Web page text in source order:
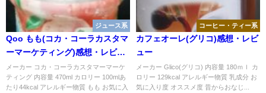
ジュース系
Qoo もも(コカ・コーラカスタマ
ーマーケティング)感想・レビュ
ー
メーカー コカ・コーラカスタマーマーケ
ティング 内容量 470ml カロリー 100mlあ
たり44kcal アレルギー物質 もも お気に入
コーヒー・ティー系
カフェオーレ(グリコ)感想・レビ
ュー
メーカー Glico(グリコ) 内容量 180ｍｌ カ
ロリー 129kcal アレルギー物質 乳成分 お
気に入り度 オススメ度 昔からおなじ...